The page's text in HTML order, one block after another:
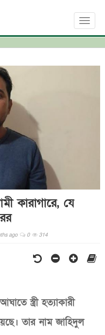
Toggle
কারাগারে, যে
ago 0 314
স্ত্রী হত্যাকারী
তার নাম জাহিদুল